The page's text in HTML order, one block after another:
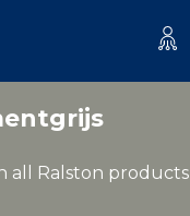
all Ralston products